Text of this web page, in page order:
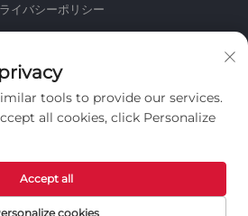
イバシーポリシー
け取るためにサインアップしてください
送信
tools to provide our services.
all cookies, click Personalize
cookies
Accept all